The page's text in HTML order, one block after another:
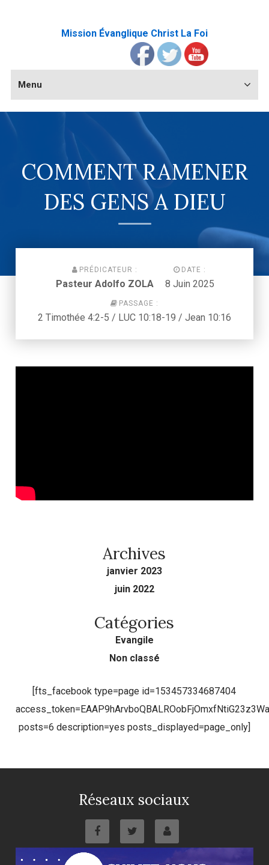
Mission Évanglique Christ La Foi
Menu
COMMENT RAMENER
DES GENS A DIEU
PRÉDICATEUR :
Pasteur Adolfo ZOLA
DATE :
8 Juin 2025
PASSAGE :
2 Timothée 4:2-5 / LUC 10:18-19 / Jean 10:16
Archives
janvier 2023
juin 2022
Catégories
Evangile
Non classé
[fts_facebook type=page id=153457334687404
posts=6 description=yes posts_displayed=page_only]
Réseaux sociaux